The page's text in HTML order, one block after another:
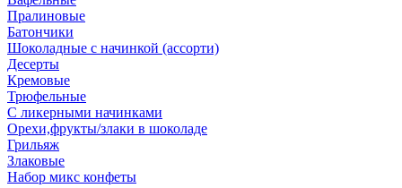
Пралиновые
Батончики
Шоколадные с начинкой (ассорти)
Десерты
Кремовые
Трюфельные
С ликерными начинками
Орехи,фрукты/злаки в шоколаде
Грильяж
Злаковые
Набор микс конфеты